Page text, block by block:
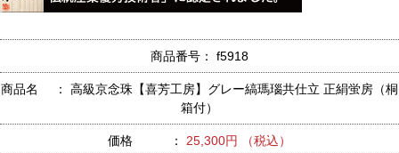
商品番号： f5918
商品名 ： 高級京念珠【喜芳工房】グレー縞瑪瑙共仕立 正絹蛍房（桐
箱付）
価格 ： 25,300円 （税込）